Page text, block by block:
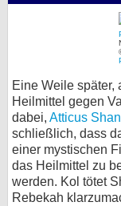
Eine Weile später,
Heilmittel gegen
dabei, Atticus
schließlich, dass
einer mystischen
das Heilmittel zu
werden. Kol tötet
Rebekah